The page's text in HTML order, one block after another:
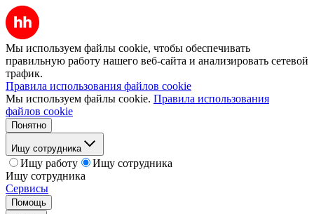
Мы используем файлы cookie, чтобы обеспечивать
правильную работу нашего веб-сайта и анализировать сетевой
трафик.
Правила использования файлов cookie
Мы используем файлы cookie. Правила использования
файлов cookie
Понятно
Ищу сотрудника
Ищу работу
Ищу сотрудника
Ищу сотрудника
Сервисы
Помощь